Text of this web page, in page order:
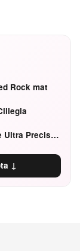
Rock mat
Hourglass Confession Ricaricabile Ultra Preciso Ad Alta Intensità Secretly Classic Red
↓